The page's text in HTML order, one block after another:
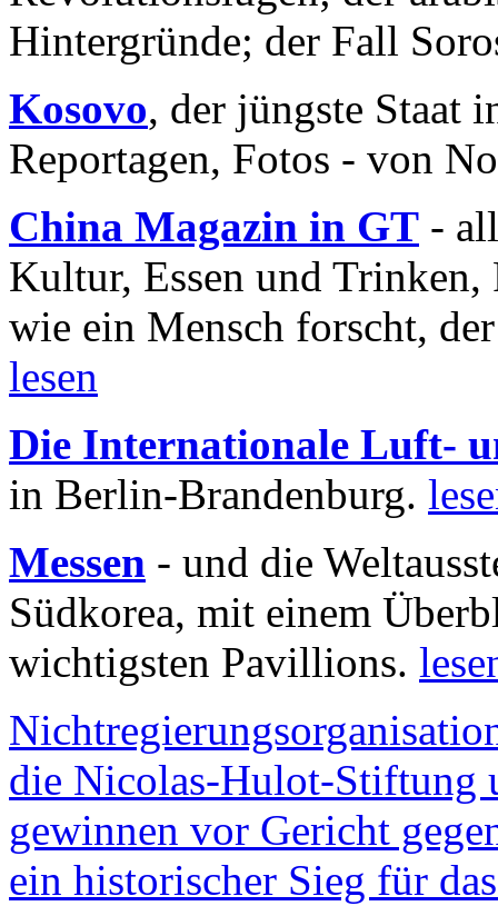
Hintergründe; der Fall
Kosovo, der jüngste Staat
Reportagen, Fotos - von
China Magazin in GT -
Kultur, Essen und
wie ein Mensch forscht,
lesen
Die Internationale Luft-
in Berlin-Brandenburg.
Messen - und die
Südkorea, mit einem
wichtigsten Pavillions.
die Nicolas-Hulot-Stiftung
gewinnen vor Gericht
ein historischer Sieg für